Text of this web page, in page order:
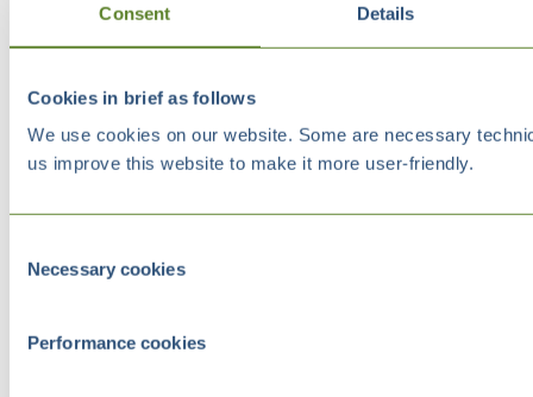
Consent Details
Cookies in brief as follows
We use cookies on our website. Some are necessary
us improve this website to make it more user-friendly.
Selection
Necessary cookies
Performance cookies